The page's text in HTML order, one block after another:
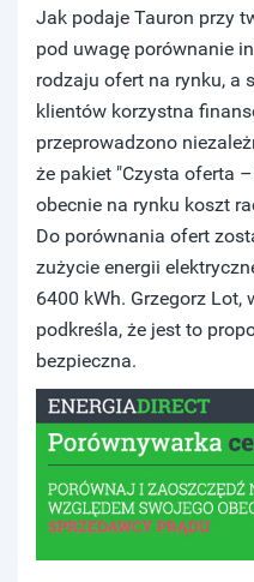
Jak podaje Tauron przy
pod uwagę porównanie
rodzaju ofert na rynku, a
klientów korzystna
przeprowadzono
że pakiet "Czysta oferta
obecnie na rynku koszt
Do porównania ofert
zużycie energii
6400 kWh. Grzegorz Lot,
podkreśla, że jest to
bezpieczna.